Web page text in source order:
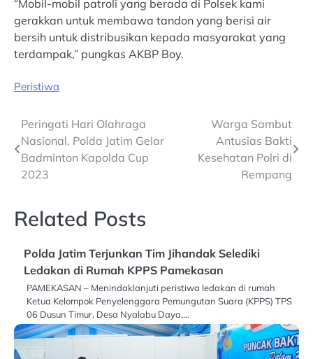
“Mobil-mobil patroli yang berada di Polsek kami
gerakkan untuk membawa tandon yang berisi air
bersih untuk distribusikan kepada masyarakat yang
terdampak,” pungkas AKBP Boy.
Peristiwa
Post
navigation
Peringati Hari Olahraga
Nasional, Polda Jatim Gelar
Badminton Kapolda Cup
2023
Warga Sambut
Antusias Bakti
Kesehatan Polri di
Rempang
Related Posts
Polda Jatim Terjunkan Tim Jihandak Selediki
Ledakan di Rumah KPPS Pamekasan
PAMEKASAN – Menindaklanjuti peristiwa ledakan di rumah
Ketua Kelompok Penyelenggara Pemungutan Suara (KPPS) TPS
06 Dusun Timur, Desa Nyalabu Daya,…